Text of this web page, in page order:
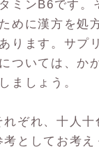
ミンB6です。
めに漢方を処
ります。サプ
ついては、か
ましょう。
ぞれ、十人十
としてお考え